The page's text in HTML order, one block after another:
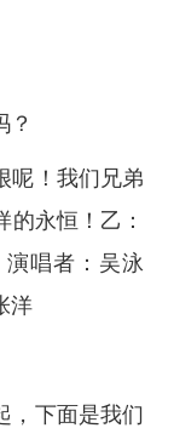
？
呢！我们兄弟
永恒！乙：
唱者：吴泳
洋
，下面是我们